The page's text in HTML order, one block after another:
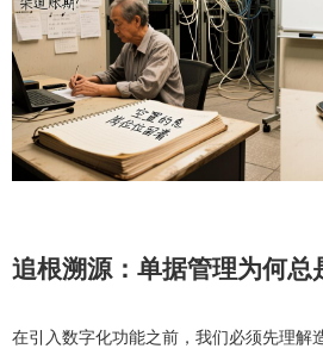
追根溯源：单据管理为何总
在引入数字化功能之前，我们必须先理解